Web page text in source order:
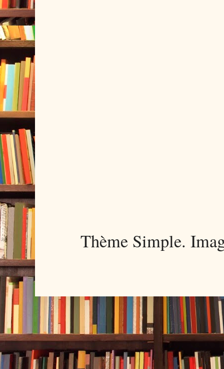
Thème Simple.